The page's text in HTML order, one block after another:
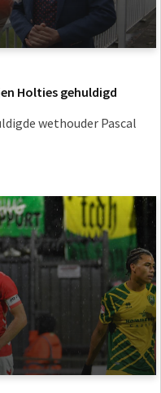
Holties gehuldigd
wethouder Pascal